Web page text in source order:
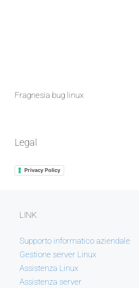
Fragnesia bug linux
Legal
Privacy Policy
LINK
Supporto informatico aziendale
Gestione server Linux
Assistenza Linux
Assistenza server